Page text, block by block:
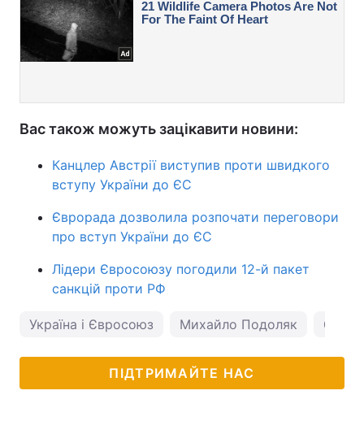
Вас також можуть зацікавити новини:
Канцлер Австрії виступив проти швидкого
вступу України до ЄС
Єврорада дозволила розпочати переговори
про вступ України до ЄС
Лідери Євросоюзу погодили 12-й пакет
санкцій проти РФ
Україна і Євросоюз Михайло Подоляк
ПІДТРИМАЙТЕ НАС